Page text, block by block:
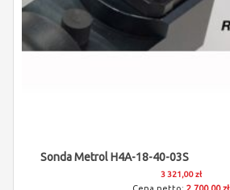
Sonda Metrol H4A-18-40-03S
3 321,00 zł